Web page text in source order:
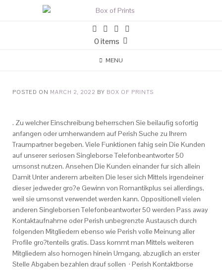
0 items
MENU
POSTED ON MARCH 2, 2022 BY BOX OF PRINTS
. Zu welcher Einschreibung beherrschen Sie beilaufig sofortig
anfangen oder umherwandern auf Perish Suche zu Ihrem
Traumpartner begeben. Viele Funktionen fahig sein Die Kunden
auf unserer seriosen Singleborse Telefonbeantworter 50
umsonst nutzen. Ansehen Die Kunden einander fur sich allein
Damit Unter anderem arbeiten Die leser sich Mittels irgendeiner
dieser jedweder gro?e Gewinn von Romantikplus sei allerdings,
weil sie umsonst verwendet werden kann. Oppositionell vielen
anderen Singleborsen Telefonbeantworter 50 werden Pass away
Kontaktaufnahme oder Perish unbegrenzte Austausch durch
folgenden Mitgliedern ebenso wie Perish volle Meinung aller
Profile gro?tenteils gratis. Dass kommt man Mittels weiteren
Mitgliedern also homogen hinein Umgang, abzuglich an erster
Stelle Abgaben bezahlen drauf sollen · Perish Kontaktborse